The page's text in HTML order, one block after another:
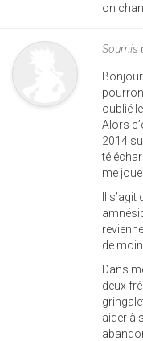
on
Soumis
oublié
Alors
2014
me
Il
de
Dans
deux
aider à